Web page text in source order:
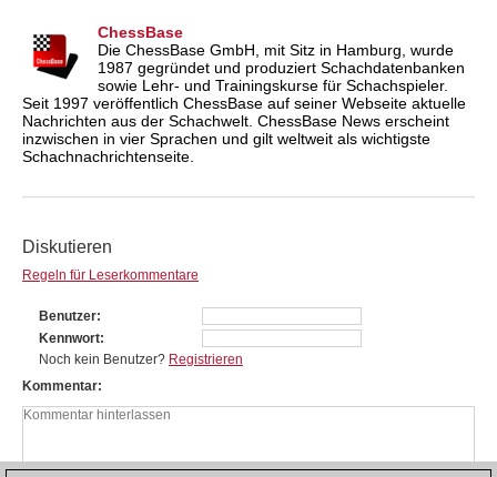
ChessBase
Die ChessBase GmbH, mit Sitz in Hamburg, wurde
1987 gegründet und produziert Schachdatenbanken
sowie Lehr- und Trainingskurse für Schachspieler.
Seit 1997 veröffentlich ChessBase auf seiner Webseite aktuelle
Nachrichten aus der Schachwelt. ChessBase News erscheint
inzwischen in vier Sprachen und gilt weltweit als wichtigste
Schachnachrichtenseite.
Diskutieren
Regeln für Leserkommentare
Benutzer
Kennwort
Noch kein Benutzer? Registrieren
Kommentar